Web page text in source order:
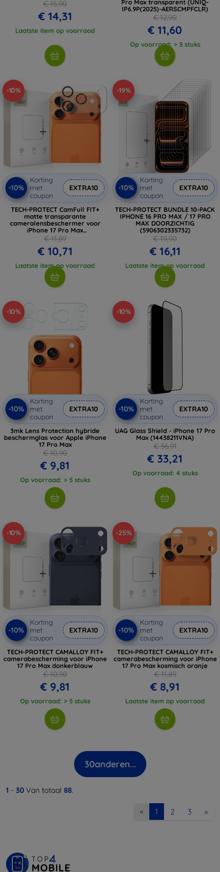
€ 15,90
€ 14,31
Laatste item op voorraad
Pro Max transparent (UNIQ-
IP6.9P(2025)-AERSCMPFCLR)
€ 12,90
€ 11,60
Op voorraad: > 5 stuks
-10%
-10%
Korting
met
coupon
EXTRA10
TECH-PROTECT CamFull FIT+
matte transparante
cameralensbeschermer voor
iPhone 17 Pro Max
(5906302353064)
€ 11,89
€ 10,71
Laatste item op voorraad
-19%
-10%
Korting
met
coupon
EXTRA10
TECH-PROTECT BUNDLE 10-PACK
IPHONE 16 PRO MAX / 17 PRO
MAX DOORZICHTIG
(5906302335732)
€ 19,90
€ 16,11
Laatste item op voorraad
-10%
-10%
Korting
met
coupon
EXTRA10
3mk Lens Protection hybride
beschermglas voor Apple iPhone
17 Pro Max
€ 10,90
€ 9,81
Op voorraad: > 5 stuks
-10%
-10%
Korting
met
coupon
EXTRA10
UAG Glass Shield - iPhone 17 Pro
Max (14438211VNA)
€ 36,91
€ 33,21
Op voorraad: 4 stuks
-10%
-10%
Korting
met
coupon
EXTRA10
TECH-PROTECT CAMALLOY FIT+
camerabescherming voor iPhone
17 Pro Max donkerblauw
€ 10,90
€ 9,81
Op voorraad: > 5 stuks
-25%
-10%
Korting
met
coupon
EXTRA10
TECH-PROTECT CAMALLOY FIT+
camerabescherming voor iPhone
17 Pro Max kosmisch oranje
€ 11,89
€ 8,91
Laatste item op voorraad
30anderen...
1 - 30 Van totaal 88.
« 1 2 3 »